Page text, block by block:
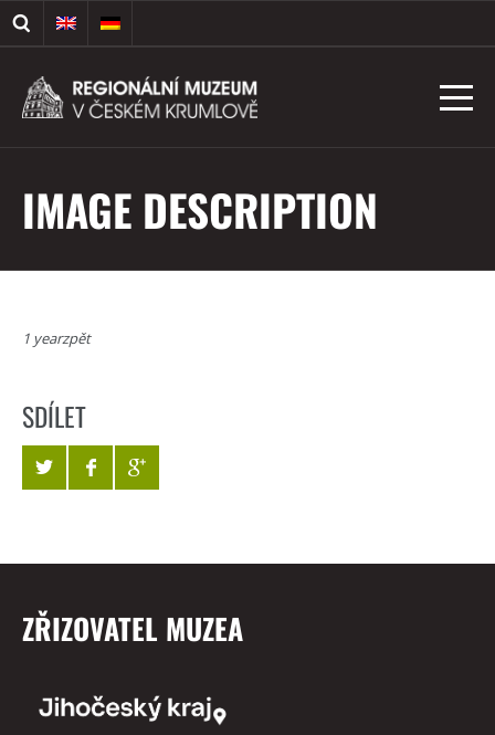
IMAGE DESCRIPTION
1 yearzpět
SDÍLET
ZŘIZOVATEL MUZEA